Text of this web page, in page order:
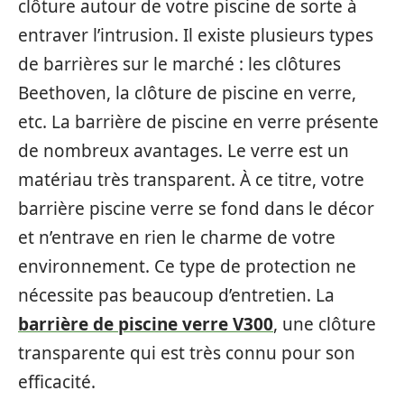
clôture autour de votre piscine de sorte à
entraver l’intrusion. Il existe plusieurs types
de barrières sur le marché : les clôtures
Beethoven, la clôture de piscine en verre,
etc. La barrière de piscine en verre présente
de nombreux avantages. Le verre est un
matériau très transparent. À ce titre, votre
barrière piscine verre se fond dans le décor
et n’entrave en rien le charme de votre
environnement. Ce type de protection ne
nécessite pas beaucoup d’entretien. La
barrière de piscine verre V300, une clôture
transparente qui est très connu pour son
efficacité.